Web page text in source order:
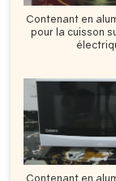
Contenant en
pour la cuisson
Contenant en